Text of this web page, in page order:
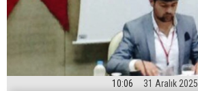
10:06 31 Aralık 2025